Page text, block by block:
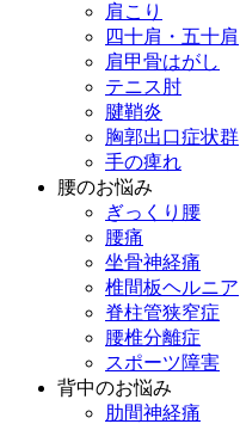
肩こり
四十肩・五十肩
肩甲骨はがし
テニス肘
腱鞘炎
胸郭出口症状群
手の痺れ
腰のお悩み
ぎっくり腰
腰痛
坐骨神経痛
椎間板ヘルニア
脊柱管狭窄症
腰椎分離症
スポーツ障害
背中のお悩み
肋間神経痛